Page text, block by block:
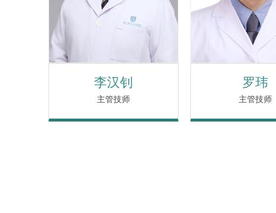
李汉钊
主管技师
罗玮
主管技师